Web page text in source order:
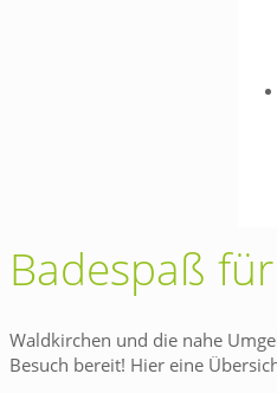
Badespaß
Waldkirchen und die nahe
Besuch bereit! Hier eine